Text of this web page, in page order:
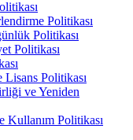
Politikası
Politikası
Politikası
Politikası
ve Yeniden
Kullanım Politikası